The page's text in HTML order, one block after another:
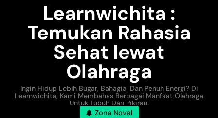
Learnwichita :
Temukan Rahasia
Sehat lewat
Olahraga
Ingin Hidup Lebih Bugar, Bahagia, Dan Penuh Energi? Di
Learnwichita, Kami Membahas Berbagai Manfaat Olahraga
Untuk Tubuh Dan Pikiran.
Zona Novel